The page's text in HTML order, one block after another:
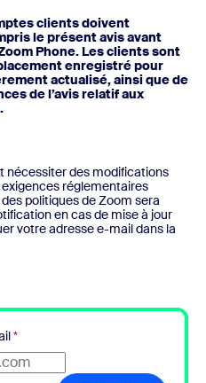
clients doivent
le présent avis avant
Phone. Les clients sont
enregistré pour
actualisé, ainsi que de
de l’avis relatif aux
nécessiter des modifications
réglementaires
politiques de Zoom sera
en cas de mise à jour
votre adresse e-mail dans la
*